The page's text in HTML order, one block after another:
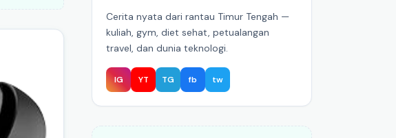
Cerita nyata dari rantau Timur Tengah —
kuliah, gym, diet sehat, petualangan
travel, dan dunia teknologi.
IG YT TG fb tw